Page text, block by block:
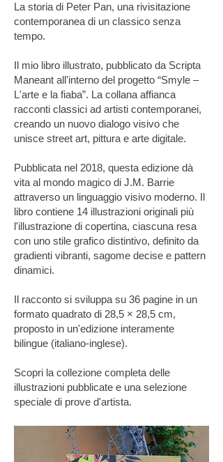
La storia di Peter Pan, una rivisitazione
contemporanea di un classico senza
tempo.
Il mio libro illustrato, pubblicato da Scripta
Maneant all'interno del progetto “Smyle –
L'arte e la fiaba”. La collana affianca
racconti classici ad artisti contemporanei,
creando un nuovo dialogo visivo che
unisce street art, pittura e arte digitale.
Pubblicata nel 2018, questa edizione dà
vita al mondo magico di J.M. Barrie
attraverso un linguaggio visivo moderno. Il
libro contiene 14 illustrazioni originali più
l'illustrazione di copertina, ciascuna resa
con uno stile grafico distintivo, definito da
gradienti vibranti, sagome decise e pattern
dinamici.
Il racconto si sviluppa su 36 pagine in un
formato quadrato di 28,5 × 28,5 cm,
proposto in un'edizione interamente
bilingue (italiano-inglese).
Scopri la collezione completa delle
illustrazioni pubblicate e una selezione
speciale di prove d'artista.